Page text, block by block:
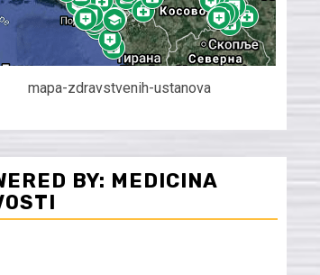
mapa-zdravstvenih-ustanova
BY: MEDICINA